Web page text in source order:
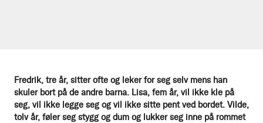
Fredrik, tre år, sitter ofte og leker for seg selv mens han
skuler bort på de andre barna. Lisa, fem år, vil ikke kle på
seg, vil ikke legge seg og vil ikke sitte pent ved bordet. Vilde,
tolv år, føler seg stygg og dum og lukker seg inne på rommet